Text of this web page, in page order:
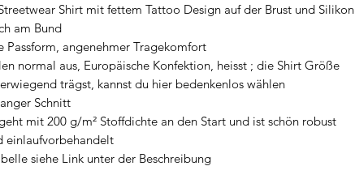
Shirt mit fettem Tattoo Design auf der Brust und Silikon
am Bund
Passform, angenehmer Tragekomfort
normal aus, Europäische Konfektion, heisst ; die Shirt Größe
trägst, kannst du hier bedenkenlos wählen
Schnitt
mit 200 g/m² Stoffdichte an den Start und ist schön robust
einlaufvorbehandelt
siehe Link unter der Beschreibung